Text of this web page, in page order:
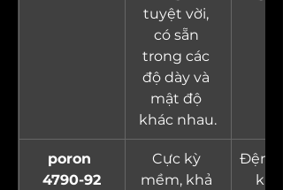
tuyệt vời,
có sẵn
trong các
độ dày và
mật độ
khác nhau.
poron
4790-92
Cực kỳ
mềm, khả
Đệm
kín,